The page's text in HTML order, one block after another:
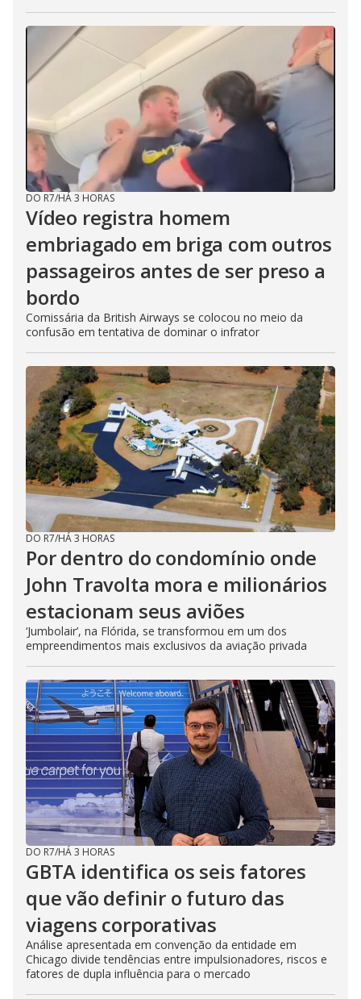
DO R7/HÁ 3 HORAS
Vídeo registra homem
embriagado em briga com outros
passageiros antes de ser preso a
bordo
Comissária da British Airways se colocou no meio da
confusão em tentativa de dominar o infrator
DO R7/HÁ 3 HORAS
Por dentro do condomínio onde
John Travolta mora e milionários
estacionam seus aviões
‘Jumbolair’, na Flórida, se transformou em um dos
empreendimentos mais exclusivos da aviação privada
DO R7/HÁ 3 HORAS
GBTA identifica os seis fatores
que vão definir o futuro das
viagens corporativas
Análise apresentada em convenção da entidade em
Chicago divide tendências entre impulsionadores, riscos e
fatores de dupla influência para o mercado